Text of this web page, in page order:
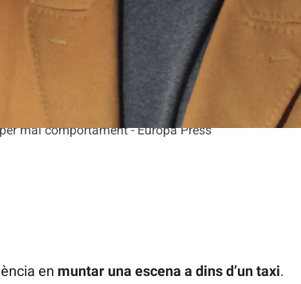
mal comportament - Europa Press
en muntar una escena a dins d’un taxi.